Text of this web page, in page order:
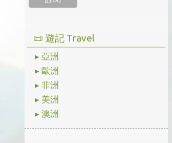
📜 遊記 Travel
▸ 亞洲
▸ 歐洲
▸ 非洲
▸ 美洲
▸ 澳洲